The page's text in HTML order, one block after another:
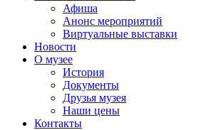
Афиша
Анонс мероприятий
Виртуальные выставки
Новости
О музее
История
Документы
Друзья музея
Наши цены
Контакты